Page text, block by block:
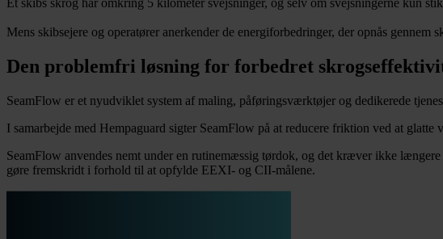
Mens skibsejere og operatører anerkender de energiforbedringer, der opnås
Den problemfri løsning for forbedret
SeamFlow er et nyudviklet system af maling, påføringsværktøjer og dedikerede
I samarbejde med Hempaguard sigter SeamFlow på at reducere friktion ved at
SeamFlow anvendes nemt under en rutinemæssig tørdok, og det kræver ikke
gøre fremskridt i forhold til at opfylde EEXI- og CII-målene.